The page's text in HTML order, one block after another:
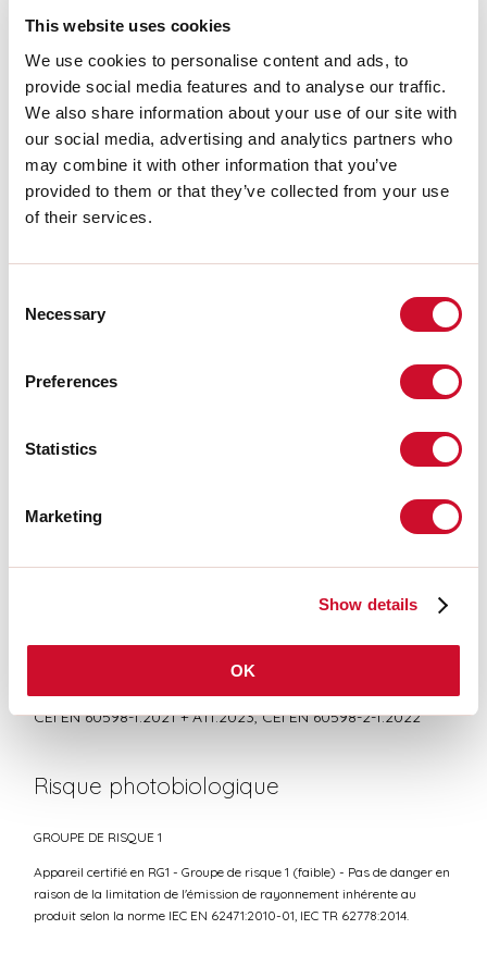
This website uses cookies
We use cookies to personalise content and ads, to
provide social media features and to analyse our traffic.
We also share information about your use of our site with
our social media, advertising and analytics partners who
may combine it with other information that you’ve
provided to them or that they’ve collected from your use
of their services.
Selection
Necessary
Preferences
Statistics
Marketing
Show details
OK
IRC:
>90
Télécharger
PHOTOMÉTRIE
CEI EN 60598-1:2021 + A11:2023, CEI EN 60598-2-1:2022
Risque photobiologique
GROUPE DE RISQUE 1
Appareil certifié en RG1 - Groupe de risque 1 (faible) - Pas de danger en
raison de la limitation de l'émission de rayonnement inhérente au
produit selon la norme IEC EN 62471:2010-01, IEC TR 62778:2014.